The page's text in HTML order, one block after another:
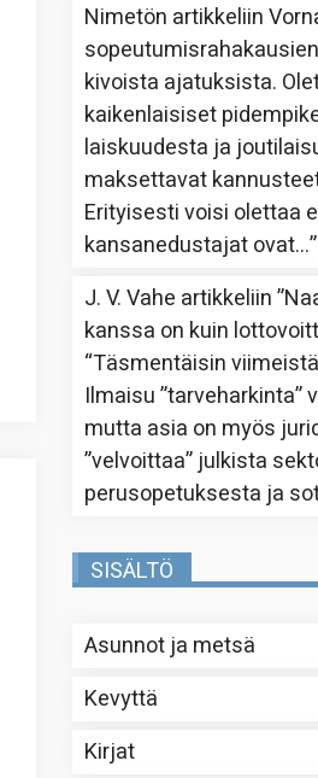
Nimetön artikkeliin
kivoista ajatuksista.
kaikenlaisiset
laiskuudesta ja
maksettavat
Erityisesti voisi olettaa
kansanedustajat ovat…”
J. V. Vahe artikkeliin
kanssa on kuin
“Täsmentäisin
Ilmaisu ”tarveharkinta”
mutta asia on myös
”velvoittaa” julkista
perusopetuksesta ja
SISÄLTÖ
Asunnot ja metsä
Kevyttä
Kirjat